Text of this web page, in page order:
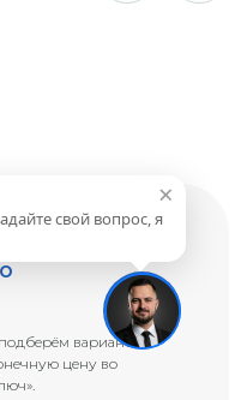
авто
варианты с
цену во
×
свой вопрос, я